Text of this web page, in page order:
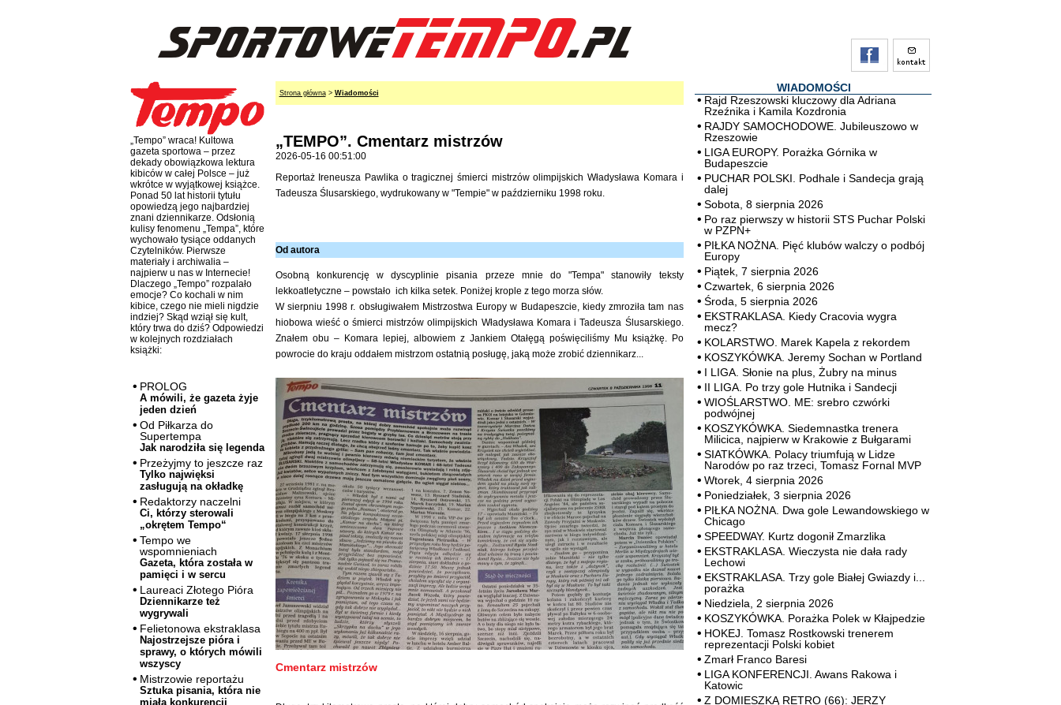
„Tempo” wraca! Kultowa
gazeta sportowa – przez
dekady obowiązkowa lektura
kibiców w całej Polsce – już
wkrótce w wyjątkowej książce.
Ponad 50 lat historii tytułu
opowiedzą jego najbardziej
znani dziennikarze. Odsłonią
kulisy fenomenu „Tempa”, które
wychowało tysiące oddanych
Czytelników. Pierwsze
materiały i archiwalia –
najpierw u nas w Internecie!
Dlaczego „Tempo” rozpalało
emocje? Co kochali w nim
kibice, czego nie mieli nigdzie
indziej? Skąd wziął się kult,
który trwa do dziś? Odpowiedzi
w kolejnych rozdziałach
książki:
PROLOG
A mówili, że gazeta żyje
jeden dzień
Od Piłkarza do
Supertempa
Jak narodziła się legenda
Przeżyjmy to jeszcze raz
Tylko najwięksi
zasługują na okładkę
Redaktorzy naczelni
Ci, którzy sterowali
„okrętem Tempo“
Tempo we
wspomnieniach
Gazeta, która została w
pamięci i w sercu
Laureaci Złotego Pióra
Dziennikarze też
wygrywali
Felietonowa ekstraklasa
Najostrzejsze pióra i
sprawy, o których mówili
wszyscy
Mistrzowie reportażu
Sztuka pisania, która nie
miała konkurencji
Strona główna> Wiadomości
„TEMPO”. Cmentarz mistrzów
2026-05-16 00:51:00
Reportaż Ireneusza Pawlika o tragicznej śmierci mistrzów olimpijskich Władysława Komara i
Tadeusza Ślusarskiego, wydrukowany w "Tempie" w październiku 1998 roku.
Od autora
Osobną konkurencję w dyscyplinie pisania przeze mnie do "Tempa" stanowiły teksty
lekkoatletyczne – powstało ich kilka setek. Poniżej krople z tego morza słów.
W sierpniu 1998 r. obsługiwałem Mistrzostwa Europy w Budapeszcie, kiedy zmroziła tam nas
hiobowa wieść o śmierci mistrzów olimpijskich Władysława Komara i Tadeusza Ślusarskiego.
Znałem obu – Komara lepiej, albowiem z Jankiem Otałęgą poświęciliśmy Mu książkę. Po
powrocie do kraju oddałem mistrzom ostatnią posługę, jaką może zrobić dziennikarz...
Cmentarz mistrzów
WIADOMOŚCI
Rajd Rzeszowski kluczowy dla Adriana
Rzeźnika i Kamila Kozdronia
RAJDY SAMOCHODOWE. Jubileuszowo w
Rzeszowie
LIGA EUROPY. Porażka Górnika w
Budapeszcie
PUCHAR POLSKI. Podhale i Sandecja grają
dalej
Sobota, 8 sierpnia 2026
Po raz pierwszy w historii STS Puchar Polski
w PZPN+
PIŁKA NOŻNA. Pięć klubów walczy o podbój
Europy
Piątek, 7 sierpnia 2026
Czwartek, 6 sierpnia 2026
Środa, 5 sierpnia 2026
EKSTRAKLASA. Kiedy Cracovia wygra
mecz?
KOLARSTWO. Marek Kapela z rekordem
KOSZYKÓWKA. Jeremy Sochan w Portland
I LIGA. Słonie na plus, Żubry na minus
II LIGA. Po trzy gole Hutnika i Sandecji
WIOŚLARSTWO. ME: srebro czwórki
podwójnej
KOSZYKÓWKA. Siedemnastka trenera
Milicica, najpierw w Krakowie z Bułgarami
SIATKÓWKA. Polacy triumfują w Lidze
Narodów po raz trzeci, Tomasz Fornal MVP
Wtorek, 4 sierpnia 2026
Poniedziałek, 3 sierpnia 2026
PIŁKA NOŻNA. Dwa gole Lewandowskiego w
Chicago
SPEEDWAY. Kurtz dogonił Zmarzlika
EKSTRAKLASA. Wieczysta nie dała rady
Lechowi
EKSTRAKLASA. Trzy gole Białej Gwiazdy i...
porażka
Niedziela, 2 sierpnia 2026
KOSZYKÓWKA. Porażka Polek w Kłajpedzie
HOKEJ. Tomasz Rostkowski trenerem
reprezentacji Polski kobiet
Zmarł Franco Baresi
LIGA KONFERENCJI. Awans Rakowa i
Katowic
Z DOMIESZKĄ RETRO (66): JERZY